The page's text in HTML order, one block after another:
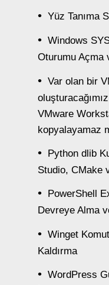
Yüz Tanıma
Windows
Oturumu Açma
Var olan bir
VMware
kopyalayamaz
Python dlib
Studio, CMake
PowerShell
Devreye Alma
Winget
Kaldırma
WordPress